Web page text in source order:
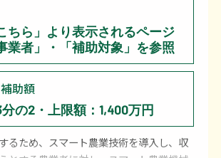
ちら」より表示されるページ
業者」・「補助対象」を参照
助額
の2・上限額：1,400万円
るため、スマート農業技術を導入し、収